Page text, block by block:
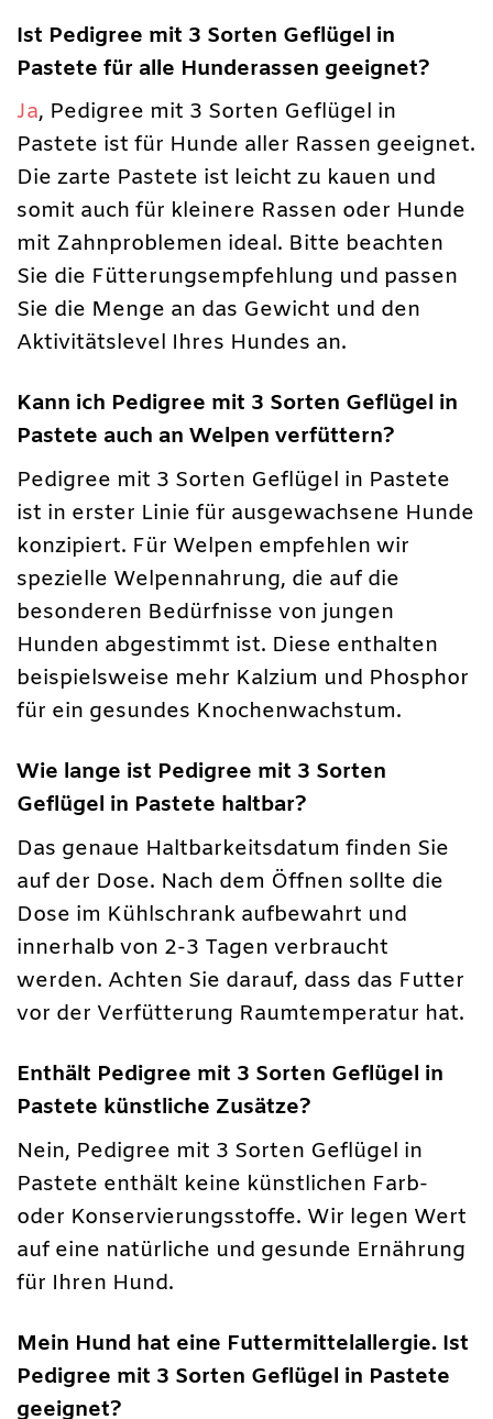
Ist Pedigree mit 3 Sorten Geflügel in
Pastete für alle Hunderassen geeignet?
Ja, Pedigree mit 3 Sorten Geflügel in
Pastete ist für Hunde aller Rassen geeignet.
Die zarte Pastete ist leicht zu kauen und
somit auch für kleinere Rassen oder Hunde
mit Zahnproblemen ideal. Bitte beachten
Sie die Fütterungsempfehlung und passen
Sie die Menge an das Gewicht und den
Aktivitätslevel Ihres Hundes an.
Kann ich Pedigree mit 3 Sorten Geflügel in
Pastete auch an Welpen verfüttern?
Pedigree mit 3 Sorten Geflügel in Pastete
ist in erster Linie für ausgewachsene Hunde
konzipiert. Für Welpen empfehlen wir
spezielle Welpennahrung, die auf die
besonderen Bedürfnisse von jungen
Hunden abgestimmt ist. Diese enthalten
beispielsweise mehr Kalzium und Phosphor
für ein gesundes Knochenwachstum.
Wie lange ist Pedigree mit 3 Sorten
Geflügel in Pastete haltbar?
Das genaue Haltbarkeitsdatum finden Sie
auf der Dose. Nach dem Öffnen sollte die
Dose im Kühlschrank aufbewahrt und
innerhalb von 2-3 Tagen verbraucht
werden. Achten Sie darauf, dass das Futter
vor der Verfütterung Raumtemperatur hat.
Enthält Pedigree mit 3 Sorten Geflügel in
Pastete künstliche Zusätze?
Nein, Pedigree mit 3 Sorten Geflügel in
Pastete enthält keine künstlichen Farb-
oder Konservierungsstoffe. Wir legen Wert
auf eine natürliche und gesunde Ernährung
für Ihren Hund.
Mein Hund hat eine Futtermittelallergie. Ist
Pedigree mit 3 Sorten Geflügel in Pastete
geeignet?